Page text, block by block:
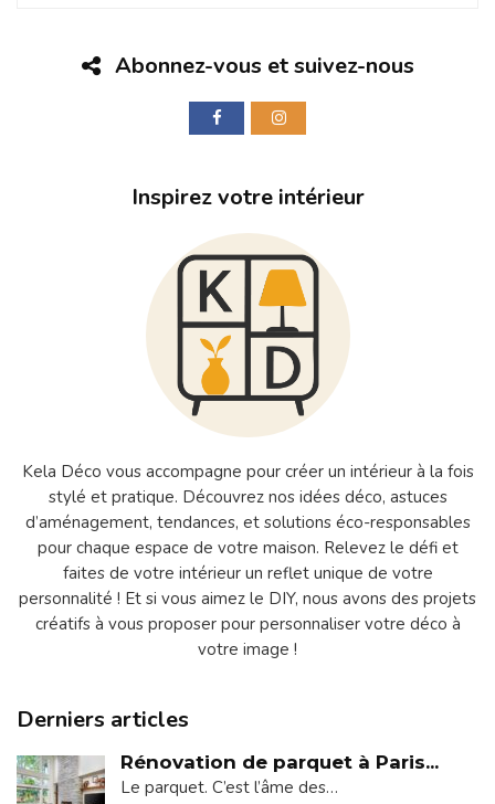
Abonnez-vous et suivez-nous
Inspirez votre intérieur
Kela Déco vous accompagne pour créer un intérieur à la fois
stylé et pratique. Découvrez nos idées déco, astuces
d’aménagement, tendances, et solutions éco-responsables
pour chaque espace de votre maison. Relevez le défi et
faites de votre intérieur un reflet unique de votre
personnalité ! Et si vous aimez le DIY, nous avons des projets
créatifs à vous proposer pour personnaliser votre déco à
votre image !
Derniers articles
Rénovation de parquet à Paris...
Le parquet. C’est l’âme des…